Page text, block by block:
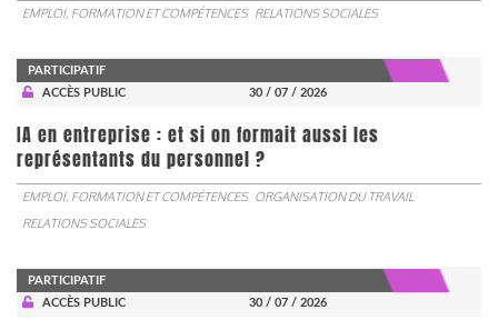
EMPLOI, FORMATION ET COMPÉTENCES RELATIONS SOCIALES
PARTICIPATIF
ACCÈS PUBLIC
30 / 07 / 2026
IA en entreprise : et si on formait aussi les
représentants du personnel ?
EMPLOI, FORMATION ET COMPÉTENCES ORGANISATION DU TRAVAIL
RELATIONS SOCIALES
PARTICIPATIF
ACCÈS PUBLIC
30 / 07 / 2026